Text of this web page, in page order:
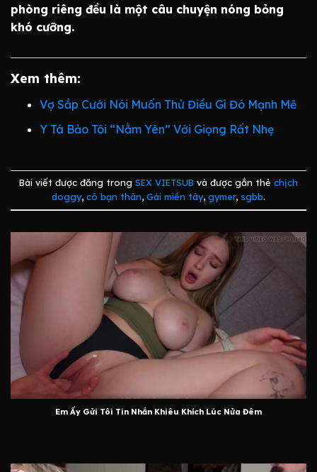
phòng riêng đều là một câu chuyện nóng bỏng
khó cưỡng.
Xem thêm:
Vợ Sắp Cưới Nói Muốn Thử Điều Gì Đó Mạnh Mẽ
Y Tá Bảo Tôi “Nằm Yên” Với Giọng Rất Nhẹ
Bài viết được đăng trong SEX VIETSUB và được gắn thẻ chịch
doggy, cô bạn thân, Gái miền tây, gymer, sgbb.
Em Ấy Gửi Tôi Tin Nhắn Khiêu Khích Lúc Nửa Đêm